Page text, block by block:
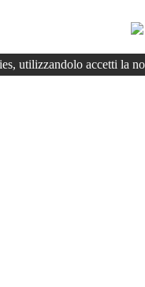
utilizzandolo accetti la